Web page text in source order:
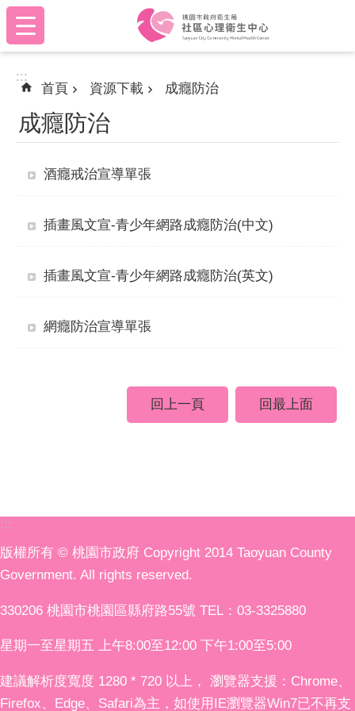
跳到主要內容區塊
:::
:::
首頁 資源下載 成癮防治
成癮防治
酒癮戒治宣導單張
插畫風文宣-青少年網路成癮防治(中文)
插畫風文宣-青少年網路成癮防治(英文)
網癮防治宣導單張
回上一頁 回最上面
:::
版權所有 © 桃園市政府 Copyright 2014 Taoyuan County
Government. All rights reserved.
330206 桃園市桃園區縣府路55號 TEL：03-3325880
星期一至星期五 上午8:00至12:00 下午1:00至5:00
建議解析度寬度 1280 * 720 以上， 瀏覽器支援：Chrome、
Firefox、Edge、Safari為主，如使用IE瀏覽器Win7已不再支